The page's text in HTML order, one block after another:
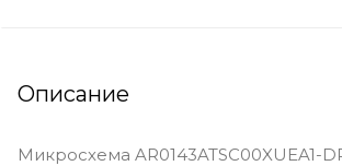
Описание
Микросхема AR0143ATSC00XUEA1-